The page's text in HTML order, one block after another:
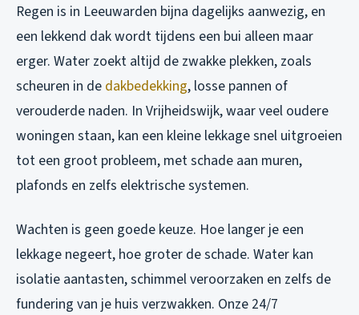
Regen is in Leeuwarden bijna dagelijks aanwezig, en
een lekkend dak wordt tijdens een bui alleen maar
erger. Water zoekt altijd de zwakke plekken, zoals
scheuren in de dakbedekking, losse pannen of
verouderde naden. In Vrijheidswijk, waar veel oudere
woningen staan, kan een kleine lekkage snel uitgroeien
tot een groot probleem, met schade aan muren,
plafonds en zelfs elektrische systemen.
Wachten is geen goede keuze. Hoe langer je een
lekkage negeert, hoe groter de schade. Water kan
isolatie aantasten, schimmel veroorzaken en zelfs de
fundering van je huis verzwakken. Onze 24/7